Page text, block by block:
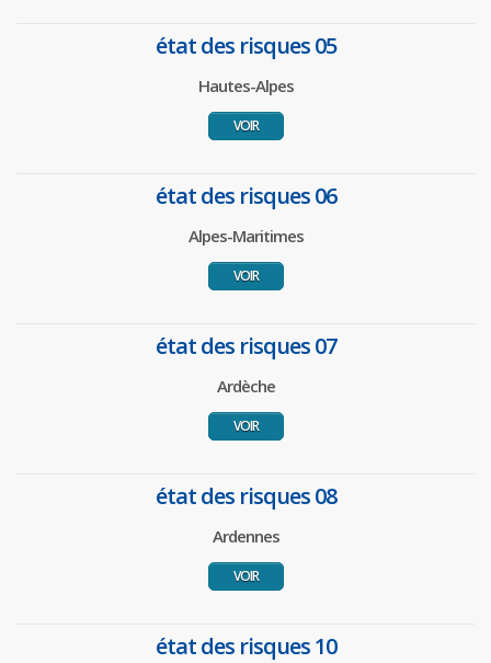
état des risques 05
Hautes-Alpes
VOIR
état des risques 06
Alpes-Maritimes
VOIR
état des risques 07
Ardèche
VOIR
état des risques 08
Ardennes
VOIR
état des risques 10